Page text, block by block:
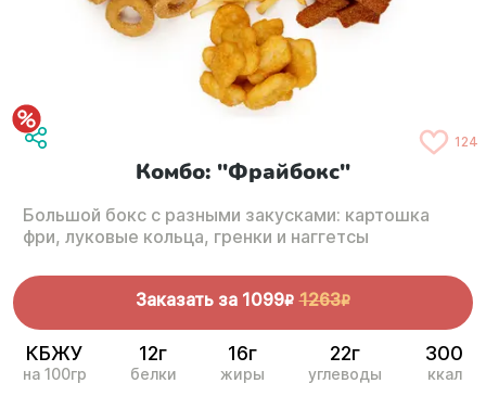
124
Комбо: "Фрайбокс"
Большой бокс с разными закусками: картошка
фри, луковые кольца, гренки и наггетсы
Заказать за 1099R 1263R
КБЖУ
на 100гр
12г
белки
16г
жиры
22г
углеводы
300
ккал